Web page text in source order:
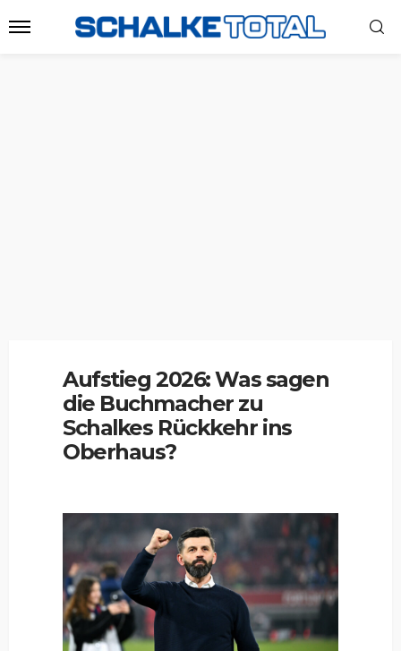
Aufstieg 2026: Was sagen
die Buchmacher zu
Schalkes Rückkehr ins
Oberhaus?